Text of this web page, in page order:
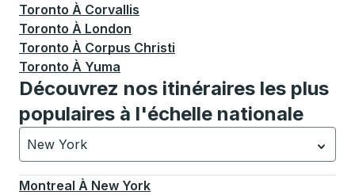
Toronto À Corvallis
Toronto À London
Toronto À Corpus Christi
Toronto À Yuma
Découvrez nos itinéraires les plus
populaires à l'échelle nationale
New York
Actuellement sélectionné: New York.La sélection est
Montreal À New York